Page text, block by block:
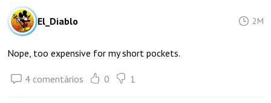
El_Diablo 2M
Nope, too expensive for my short pockets.
4 comentários 0 1